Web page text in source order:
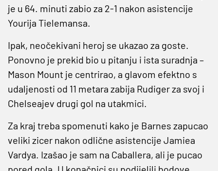
je u 64. minuti zabio za 2-1 nakon asistencije
Yourija Tielemansa.
Ipak, neočekivani heroj se ukazao za goste.
Ponovno je prekid bio u pitanju i ista suradnja –
Mason Mount je centrirao, a glavom efektno s
udaljenosti od 11 metara zabija Rudiger za svoj i
Chelseajev drugi gol na utakmici.
Za kraj treba spomenuti kako je Barnes zapucao
veliki zicer nakon odlične asistencije Jamiea
Vardya. Izašao je sam na Caballera, ali je pucao